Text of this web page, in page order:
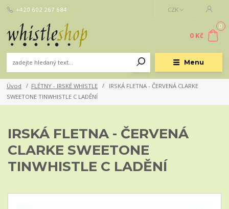
Menu
CZK
+420 602 267 684
0
0 Kč
Úvod FLÉTNY - IRSKÉ WHISTLE
IRSKÁ FLETNA - ČERVENÁ CLARKE
SWEETONE TINWHISTLE C LADĚNÍ
IRSKÁ FLETNA - ČERVENÁ
CLARKE SWEETONE
TINWHISTLE C LADĚNÍ